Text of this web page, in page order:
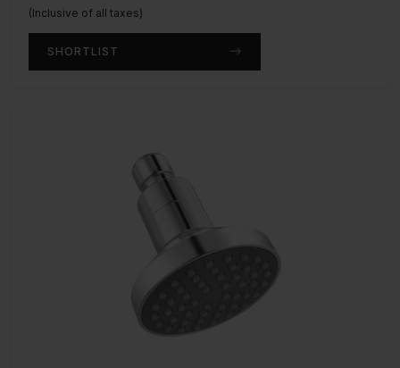
(Inclusive of all taxes)
SHORTLIST